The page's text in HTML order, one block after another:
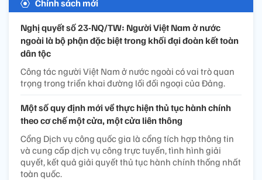
Chính sách mới
Nghị quyết số 23-NQ/TW: Người Việt Nam ở nước
ngoài là bộ phận đặc biệt trong khối đại đoàn kết toàn
dân tộc
Công tác người Việt Nam ở nước ngoài có vai trò quan
trọng trong triển khai đường lối đối ngoại của Đảng.
Một số quy định mới về thực hiện thủ tục hành chính
theo cơ chế một cửa, một cửa liên thông
Cổng Dịch vụ công quốc gia là cổng tích hợp thông tin
và cung cấp dịch vụ công trực tuyến, tình hình giải
quyết, kết quả giải quyết thủ tục hành chính thống nhất
toàn quốc.